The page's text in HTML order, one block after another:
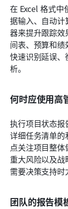
在 Excel 格式中
据输入、自动
器来提升跟踪
间表、预算和
快速识别延误
析。
何时应使用高
执行项目状态
详细任务清单
点关注项目整体
重大风险以及
需要决策支持时
团队的报告模